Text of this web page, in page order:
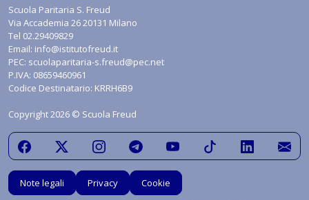
Scuola Paritaria S. Freud
Via Accademia 26 20131 Milano
Tel 02.29409829
Email: info@istitutofreud.it
PEC: scuolaparitaria-s.freud@pec.net
P.IVA: 08659460961
Codice Destinatario: KRRH6B9
Copyright 2026 © Scuola Freud
Note legali Privacy
Cookie